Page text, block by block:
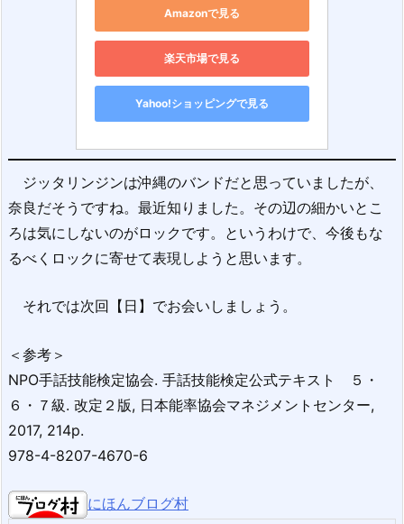
Amazonで見る
楽天市場で見る
Yahoo!ショッピングで見る
ジッタリンジンは沖縄のバンドだと思っていましたが、
奈良だそうですね。最近知りました。その辺の細かいとこ
ろは気にしないのがロックです。というわけで、今後もな
るべくロックに寄せて表現しようと思います。
それでは次回【日】でお会いしましょう。
＜参考＞
NPO手話技能検定協会. 手話技能検定公式テキスト ５・
６・７級. 改定２版, 日本能率協会マネジメントセンター,
2017, 214p.
978-4-8207-4670-6
にほんブログ村